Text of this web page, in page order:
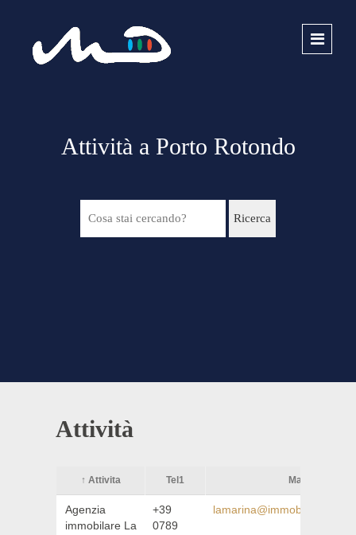
Attività a Porto Rotondo
Attività
↑ Attivita Tel1 Mail
Agenzia
immobilare La
+39
0789
lamarina@immobilmarina.it